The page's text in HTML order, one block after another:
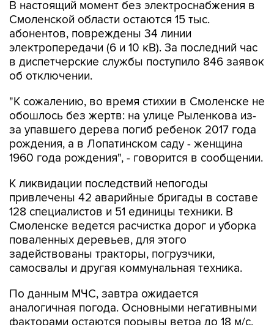
абонентов, повреждены 34 линии
электропередачи (6 и 10 кВ). За последний час
в диспетчерские службы поступило 846 заявок
об отключении.
"К сожалению, во время стихии в Смоленске не
за упавшего дерева погиб ребенок 2017 года
рождения, а в Лопатинском саду - женщина
1960 года рождения", - говорится в сообщении.
К ликвидации последствий непогоды
128 специалистов и 51 единицы техники. В
Смоленске ведется расчистка дорог и уборка
поваленных деревьев, для этого
задействованы тракторы, погрузчики,
самосвалы и другая коммунальная техника.
По данным МЧС, завтра ожидается
факторами остаются порывы ветра до 18 м/с,
перебои электроснабжения, падение